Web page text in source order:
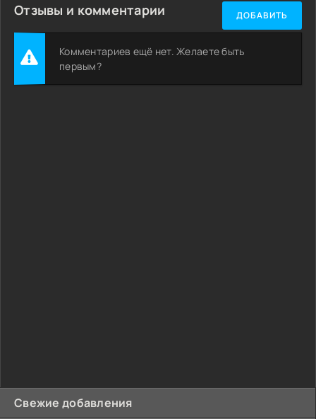
Свежие добавления
Отзывы и комментарии ДОБАВИТЬ
Комментариев ещё нет. Желаете быть
первым?